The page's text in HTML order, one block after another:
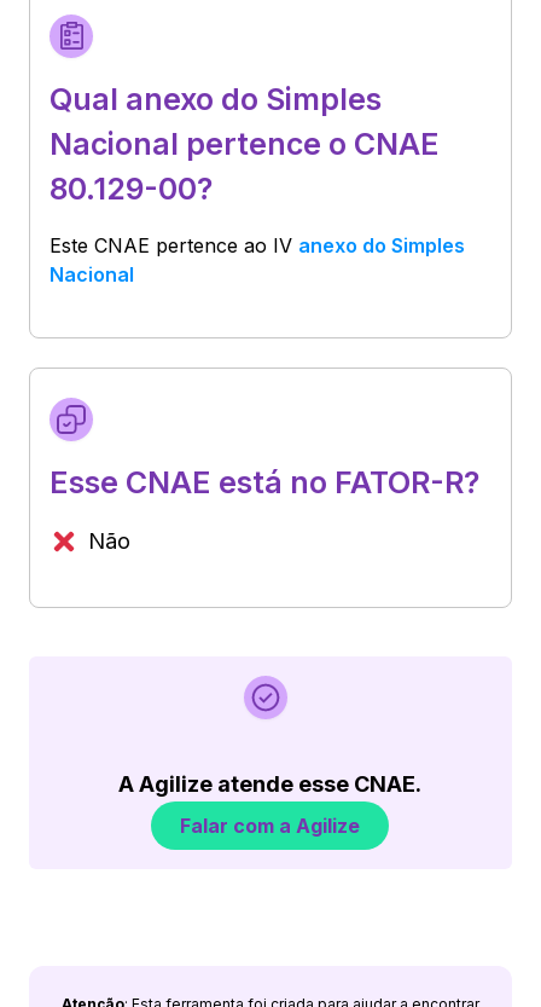
Qual anexo do Simples
Nacional pertence o CNAE
80.129-00?
Este CNAE pertence ao IV anexo do Simples
Nacional
Esse CNAE está no FATOR-R?
Não
A Agilize atende esse CNAE.
Falar com a Agilize